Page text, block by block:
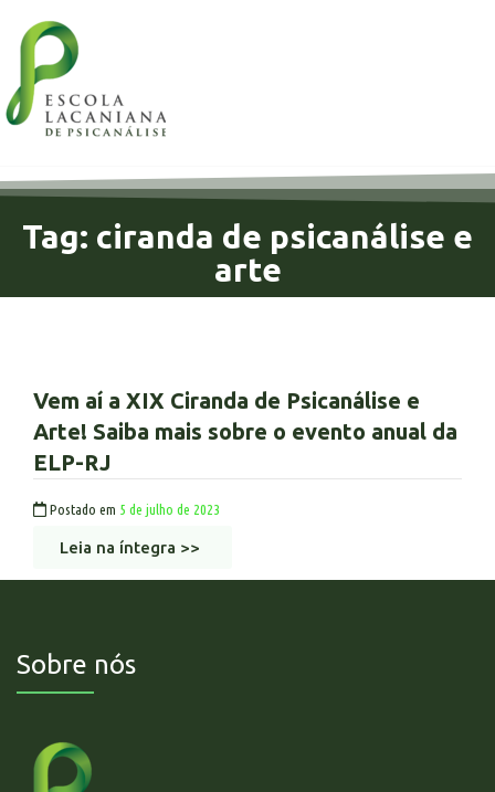
Tag: ciranda de psicanálise e
arte
Vem aí a XIX Ciranda de Psicanálise e
Arte! Saiba mais sobre o evento anual da
ELP-RJ
Postado em 5 de julho de 2023
Leia na íntegra >>
Sobre nós